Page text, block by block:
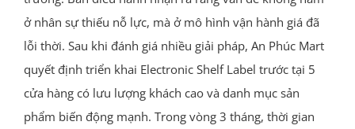
ở nhân sự thiếu nỗ lực, mà ở mô hình vận hành giá đã
lỗi thời. Sau khi đánh giá nhiều giải pháp, An Phúc Mart
quyết định triển khai Electronic Shelf Label trước tại 5
cửa hàng có lưu lượng khách cao và danh mục sản
phẩm biến động mạnh. Trong vòng 3 tháng, thời gian